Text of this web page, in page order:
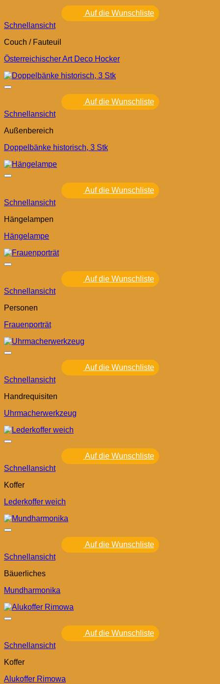
Auf die Wunschliste
Schnellansicht
Couch / Fauteuil
Österreichischer Art Deco Hocker
Auf die Wunschliste
Schnellansicht
Außenbereich
Doppelbänke historisch, 3 Stk
Auf die Wunschliste
Schnellansicht
Hängelampen
Hängelampe
Auf die Wunschliste
Schnellansicht
Personen
Frauenporträt
Auf die Wunschliste
Schnellansicht
Handrequisiten
Uhrmacherwerkzeug
Auf die Wunschliste
Schnellansicht
Koffer
Lederkoffer weich
Auf die Wunschliste
Schnellansicht
Bäuerliches
Mundharmonika
Auf die Wunschliste
Schnellansicht
Koffer
Alukoffer Rimowa